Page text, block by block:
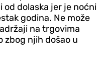
od dolaska jer je noćni
godina. Ne može
na trgovima
zbog njih došao u